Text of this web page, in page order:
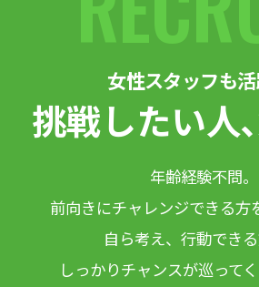
女性スタッフも
挑戦したい人
年齢経験不問。
前向きにチャレンジできる方
自ら考え、行動でき
しっかりチャンスが巡ってく